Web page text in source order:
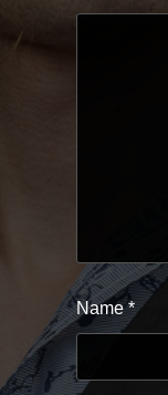
Name*